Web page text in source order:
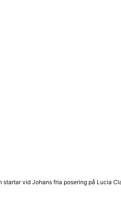
startar vid Johans fria posering på Lucia